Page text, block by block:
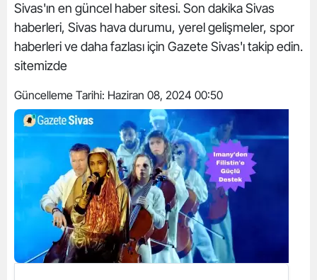
Sivas'ın en güncel haber sitesi. Son dakika Sivas
haberleri, Sivas hava durumu, yerel gelişmeler, spor
haberleri ve daha fazlası için Gazete Sivas'ı takip edin.
sitemizde
Güncelleme Tarihi: Haziran 08, 2024 00:50